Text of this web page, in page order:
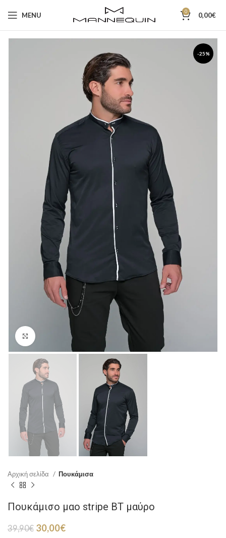
MENU 0 0,00€
-25%
Click to enlarge
Αρχική σελίδα Πουκάμισα
Πουκάμισο μαο stripe BT μαύρο
39,90€ Original
30,00€Η